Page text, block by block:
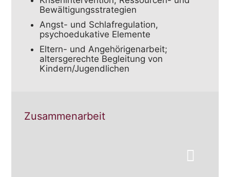
Bewältigungsstrategien
Angst- und Schlafregulation,
psychoedukative Elemente
Eltern- und Angehörigenarbeit;
altersgerechte Begleitung von
Kindern/Jugendlichen
Zusammenarbeit